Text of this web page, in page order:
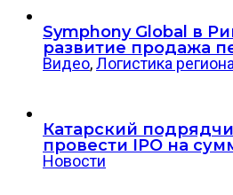
Symphony Global в
развитие продажа
Видео,Логистика региона
Катарский
провести IPO на
Новости